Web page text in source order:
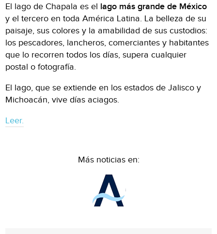
El lago de Chapala es el lago más grande de México
y el tercero en toda América Latina. La belleza de su
paisaje, sus colores y la amabilidad de sus custodios:
los pescadores, lancheros, comerciantes y habitantes
que lo recorren todos los días, supera cualquier
postal o fotografía.
El lago, que se extiende en los estados de Jalisco y
Michoacán, vive días aciagos.
Leer.
Más noticias en: